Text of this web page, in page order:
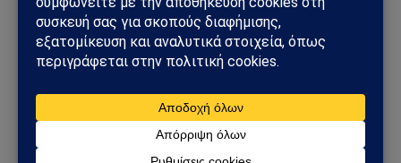
ΚΌΣΜΟΣ
Ιράν: Μπλακ άουτ στις τραπεζικές κάρτες
προκαλεί ανησυχία – Εκατομμύρια συναλλαγές
επηρεάστηκαν σε όλη τη χώρα